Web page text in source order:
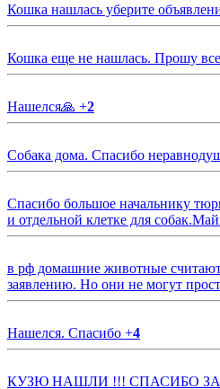
Кошка нашлась уберите
Кошка еще не нашлась. Прошу
Нашелся🙏 +2
Собака дома. Спасибо
Спасибо большое начальнику
и отдельной клетке для
в рф домашние животные
заявлению. Но они не могут
Нашелся. Спасибо +4
КУЗЮ НАШЛИ !!! СПАСИБО